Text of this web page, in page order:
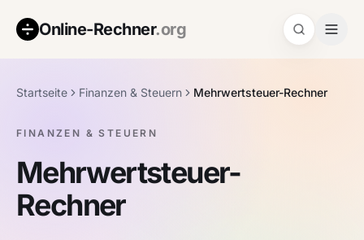
Online-Rechner.org
Startseite Finanzen & Steuern Mehrwertsteuer-Rechner
FINANZEN & STEUERN
Mehrwertsteuer-
Rechner